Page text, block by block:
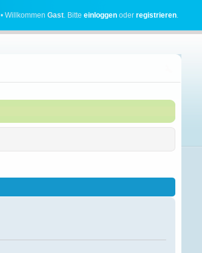
• WillkommenGast. Bitteeinloggen oderregistrieren.